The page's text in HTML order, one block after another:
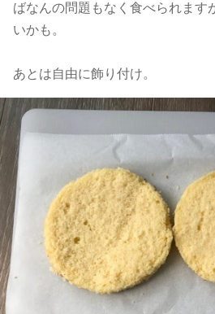
ばなんの問題もなく食べられます
いかも。
あとは自由に飾り付け。